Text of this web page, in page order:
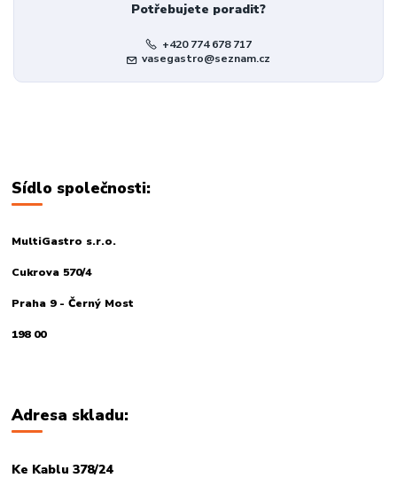
Potřebujete poradit?
+420 774 678 717
vasegastro@seznam.cz
Sídlo společnosti:
MultiGastro s.r.o.
Cukrova 570/4
Praha 9 - Černý Most
198 00
Adresa skladu:
Ke Kablu 378/24